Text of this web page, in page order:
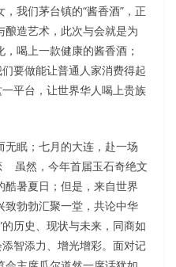
我们茅台镇的“酱香酒”，正
造艺术，此次与会就是为
喝上一款健康的酱香酒；
要做能让普通人家消费得起
平台，让世界华人喝上贵族
眠；七月的大连，赴一场
虽然，今年首届玉石奇绝文
暑夏日；但是，来自世界
致勃勃汇聚一堂，共论中华
历史、现状与未来，同商如
智添力、增光增彩。面对记